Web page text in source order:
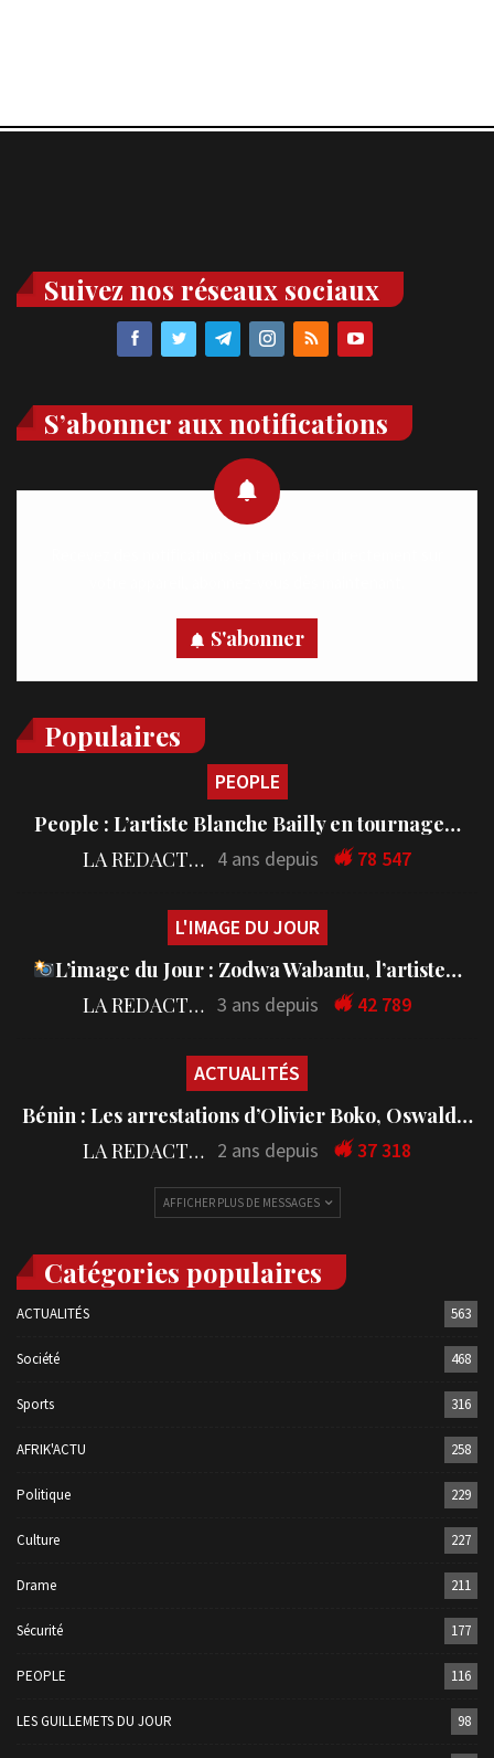
Suivez nos réseaux sociaux
S’abonner aux notifications
S'abonner
Populaires
PEOPLE
People : L’artiste Blanche Bailly en tournage…
LA REDACTION 4 ans depuis 78 547
L'IMAGE DU JOUR
L’image du Jour : Zodwa Wabantu, l’artiste…
LA REDACTION 3 ans depuis 42 789
ACTUALITÉS
Bénin : Les arrestations d’Olivier Boko, Oswald…
LA REDACTION 2 ans depuis 37 318
AFFICHER PLUS DE MESSAGES
Catégories populaires
ACTUALITÉS 563
Société 468
Sports 316
AFRIK'ACTU 258
Politique 229
Culture 227
Drame 211
Sécurité 177
PEOPLE 116
LES GUILLEMETS DU JOUR 98